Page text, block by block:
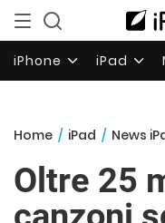
iPhone iPad
Home / iPad / News
Oltre 25